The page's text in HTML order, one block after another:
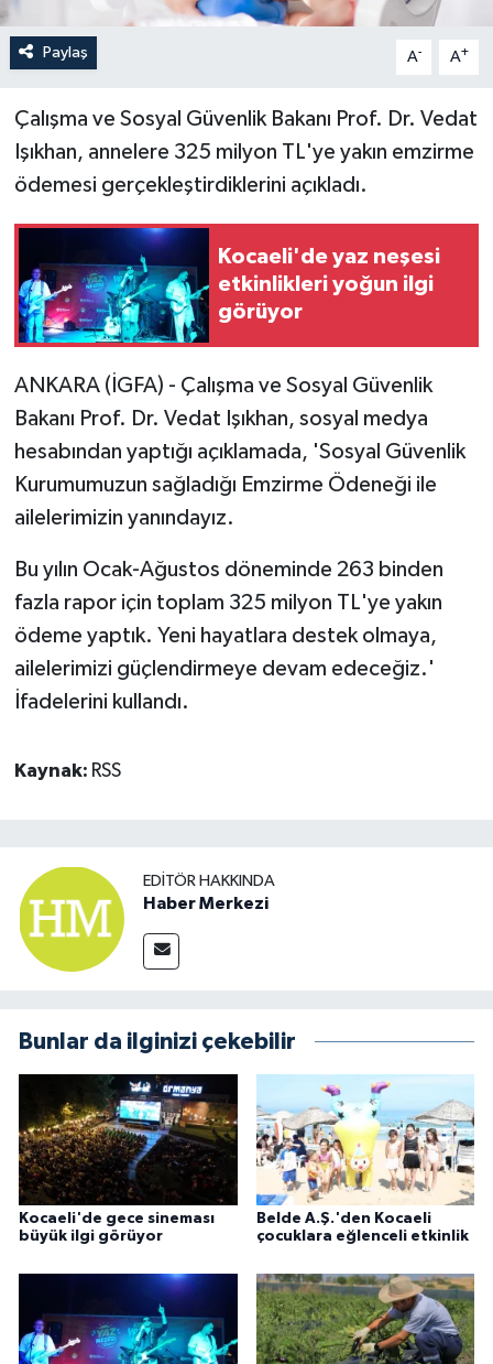
Paylaş A- A+
Çalışma ve Sosyal Güvenlik Bakanı Prof. Dr. Vedat
Işıkhan, annelere 325 milyon TL'ye yakın emzirme
ödemesi gerçekleştirdiklerini açıkladı.
Kocaeli'de yaz neşesi
etkinlikleri yoğun ilgi
görüyor
ANKARA (İGFA) - Çalışma ve Sosyal Güvenlik
Bakanı Prof. Dr. Vedat Işıkhan, sosyal medya
hesabından yaptığı açıklamada, 'Sosyal Güvenlik
Kurumumuzun sağladığı Emzirme Ödeneği ile
ailelerimizin yanındayız.
Bu yılın Ocak-Ağustos döneminde 263 binden
fazla rapor için toplam 325 milyon TL'ye yakın
ödeme yaptık. Yeni hayatlara destek olmaya,
ailelerimizi güçlendirmeye devam edeceğiz.'
İfadelerini kullandı.
Kaynak: RSS
EDITÖR HAKKINDA
Haber Merkezi
Bunlar da ilginizi çekebilir
Kocaeli'de gece sineması
büyük ilgi görüyor
Belde A.Ş.'den Kocaeli
çocuklara eğlenceli etkinlik